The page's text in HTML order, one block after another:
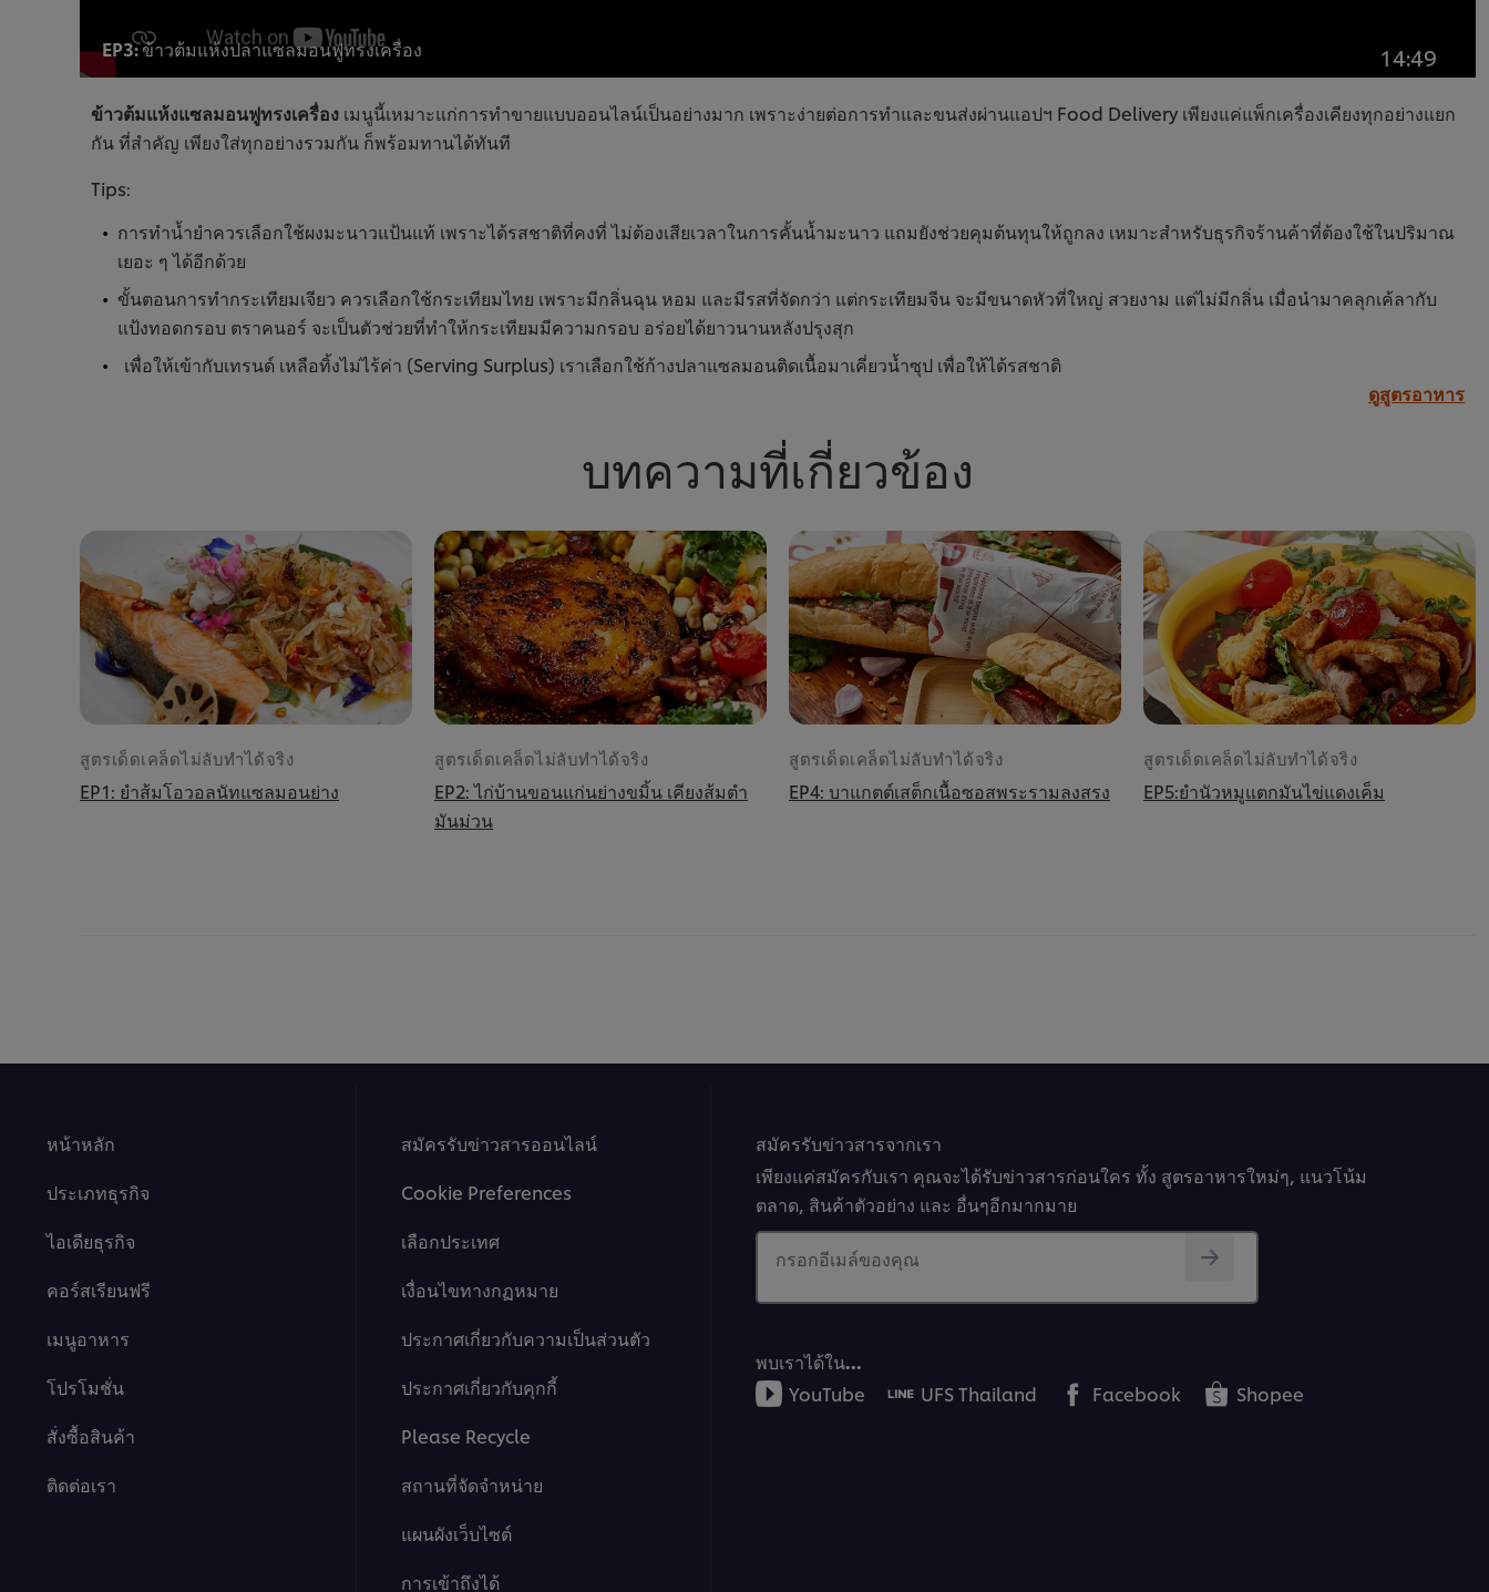
EP3: ข้าวต้มแห้งปลาแซลมอนฟูทรงเครื่อง 14:49
ข้าวต้มแห้งแซลมอนฟูทรงเครื่อง เมนูนี้เหมาะแก่การทำขายแบบออนไลน์เป็นอย่างมาก เพราะง่ายต่อการทำและขนส่งผ่านแอปฯ Food Delivery เพียงแค่แพ็กเครื่องเคียงทุกอย่างแยก
กัน ที่สำคัญ เพียงใส่ทุกอย่างรวมกัน ก็พร้อมทานได้ทันที
Tips:
การทำน้ำยำควรเลือกใช้ผงมะนาวแป้นแท้ เพราะได้รสชาติที่คงที่ ไม่ต้องเสียเวลาในการคั้นน้ำมะนาว แถมยังช่วยคุมต้นทุนให้ถูกลง เหมาะสำหรับธุรกิจร้านค้าที่ต้องใช้ในปริมาณ
เยอะ ๆ ได้อีกด้วย
ขั้นตอนการทำกระเทียมเจียว ควรเลือกใช้กระเทียมไทย เพราะมีกลิ่นฉุน หอม และมีรสที่จัดกว่า แต่กระเทียมจีน จะมีขนาดหัวที่ใหญ่ สวยงาม แต่ไม่มีกลิ่น เมื่อนำมาคลุกเค้ลากับ
แป้งทอดกรอบ ตราคนอร์ จะเป็นตัวช่วยที่ทำให้กระเทียมมีความกรอบ อร่อยได้ยาวนานหลังปรุงสุก
เพื่อให้เข้ากับเทรนด์ เหลือทิ้งไม่ไร้ค่า (Serving Surplus) เราเลือกใช้ก้างปลาแซลมอนติดเนื้อมาเคี่ยวน้ำซุป เพื่อให้ได้รสชาติ
ดูสูตรอาหาร
บทความที่เกี่ยวข้อง
สูตรเด็ดเคล็ดไม่ลับทำได้จริง
EP1: ยำส้มโอวอลนัทแซลมอนย่าง
สูตรเด็ดเคล็ดไม่ลับทำได้จริง
EP2: ไก่บ้านขอนแก่นย่างขมิ้น เคียงส้มตำ
มันม่วน
สูตรเด็ดเคล็ดไม่ลับทำได้จริง
EP4: บาแกตต์เสต็กเนื้อซอสพระรามลงสรง
สูตรเด็ดเคล็ดไม่ลับทำได้จริง
EP5:ยำนัวหมูแตกมันไข่แดงเค็ม
หน้าหลัก
ประเภทธุรกิจ
ไอเดียธุรกิจ
คอร์สเรียนฟรี
เมนูอาหาร
โปรโมชั่น
สั่งซื้อสินค้า
ติดต่อเรา
สมัครรับข่าวสารออนไลน์
Cookie Preferences
เลือกประเทศ
เงื่อนไขทางกฏหมาย
ประกาศเกี่ยวกับความเป็นส่วนตัว
ประกาศเกี่ยวกับคุกกี้
Please Recycle
สถานที่จัดจำหน่าย
แผนผังเว็บไซต์
การเข้าถึงได้
สมัครรับข่าวสารจากเรา
เพียงแค่สมัครกับเรา คุณจะได้รับข่าวสารก่อนใคร ทั้ง สูตรอาหารใหม่ๆ, แนวโน้ม
ตลาด, สินค้าตัวอย่าง และ อื่นๆอีกมากมาย
กรอกอีเมล์ของคุณ
พบเราได้ใน…
YouTube
UFS Thailand Facebook Shopee